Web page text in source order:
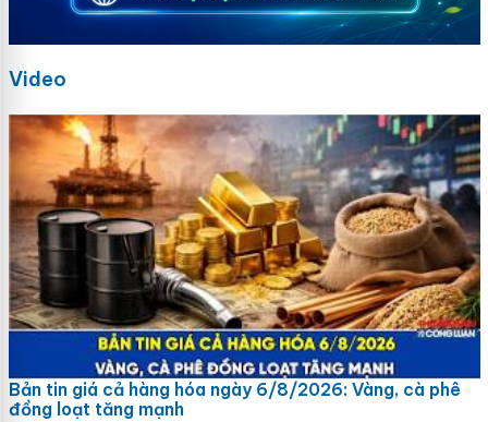
Video
Bản tin giá cả hàng hóa ngày 6/8/2026: Vàng, cà phê
đồng loạt tăng mạnh